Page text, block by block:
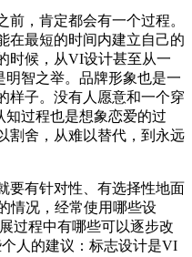
，肯定都会有一个过程。
在最短的时间内建立自己的
时候，从VI设计甚至从一
明智之举。品牌形象也是一
样子。没有人愿意和一个穿
知过程也是想象恋爱的过
割舍，从难以替代，到永远
有针对性、有选择性地面
情况，经常使用哪些设
过程中有哪些可以逐步改
人的建议：标志设计是VI